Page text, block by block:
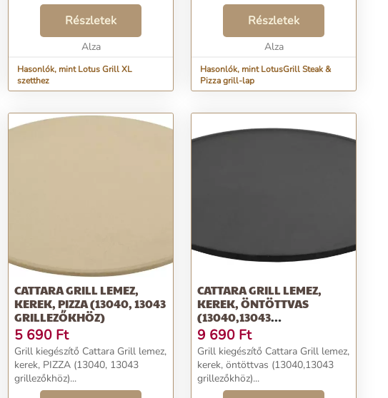
Részletek
Alza
Hasonlók, mint Lotus Grill XL
szetthez
Részletek
Alza
Hasonlók, mint LotusGrill Steak &
Pizza grill-lap
CATTARA GRILL LEMEZ,
KEREK, PIZZA (13040, 13043
GRILLEZŐKHÖZ)
5 690 Ft
Grill kiegészítő Cattara Grill lemez,
kerek, PIZZA (13040, 13043
grillezőkhöz)...
CATTARA GRILL LEMEZ,
KEREK, ÖNTÖTTVAS
(13040,13043
GRILLEZŐKHÖZ)
9 690 Ft
Grill kiegészítő Cattara Grill lemez,
kerek, öntöttvas (13040,13043
grillezőkhöz)...